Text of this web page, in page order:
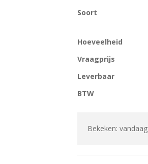
Soort
Hoeveelheid
Vraagprijs
Leverbaar
BTW
Bekeken: vandaag